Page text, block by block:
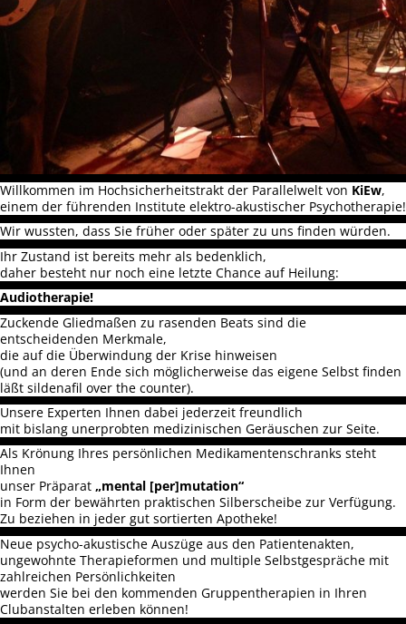
Willkommen im Hochsicherheitstrakt der Parallelwelt von KiEw,
einem der führenden Institute elektro-akustischer Psychotherapie!
Wir wussten, dass Sie früher oder später zu uns finden würden.
Ihr Zustand ist bereits mehr als bedenklich,
daher besteht nur noch eine letzte Chance auf Heilung:
Audiotherapie!
Zuckende Gliedmaßen zu rasenden Beats sind die
entscheidenden Merkmale,
die auf die Überwindung der Krise hinweisen
(und an deren Ende sich möglicherweise das eigene Selbst finden
läßt sildenafil over the counter).
Unsere Experten Ihnen dabei jederzeit freundlich
mit bislang unerprobten medizinischen Geräuschen zur Seite.
Als Krönung Ihres persönlichen Medikamentenschranks steht
Ihnen
unser Präparat „mental [per]mutation“
in Form der bewährten praktischen Silberscheibe zur Verfügung.
Zu beziehen in jeder gut sortierten Apotheke!
Neue psycho-akustische Auszüge aus den Patientenakten,
ungewohnte Therapieformen und multiple Selbstgespräche mit
zahlreichen Persönlichkeiten
werden Sie bei den kommenden Gruppentherapien in Ihren
Clubanstalten erleben können!